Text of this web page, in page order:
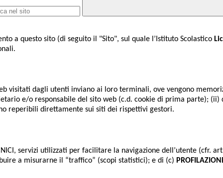
a questo sito (di seguito il "Sito", sul quale l’Istituto Scolastico
visitati dagli utenti inviano ai loro terminali, ove vengono
e/o responsabile del sito web (c.d. cookie di prima parte);
reperibili direttamente sui siti dei rispettivi gestori.
servizi utilizzati per facilitare la navigazione dell’utente (cfr.
a misurarne il “traffico” (scopi statistici); e di (c)